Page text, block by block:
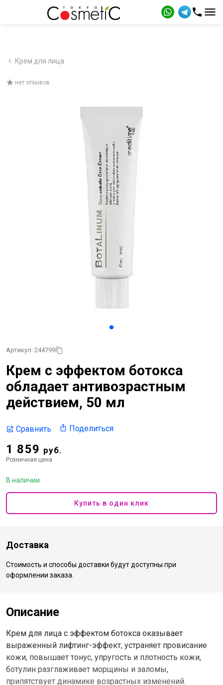
Крем для лица
нет отзывов
Артикул: 244799
Крем с эффектом ботокса
обладает антивозрастным
действием, 50 мл
Сравнить Поделиться
1 859 руб.
Розничная цена
В наличии
Купить в один клик
Доставка
Стоимость и способы доставки будут доступны при
оформлении заказа.
Описание
Крем для лица с эффектом ботокса оказывает
выраженный лифтинг-эффект, устраняет провисание
кожи, повышает тонус, упругость и плотность кожи,
ботулин разглаживает морщины и заломы,
припятствует динамике возрастных изменений.